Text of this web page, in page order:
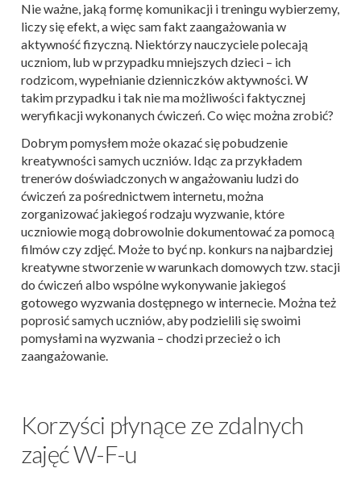
Nie ważne, jaką formę komunikacji i treningu wybierzemy,
liczy się efekt, a więc sam fakt zaangażowania w
aktywność fizyczną. Niektórzy nauczyciele polecają
uczniom, lub w przypadku mniejszych dzieci – ich
rodzicom, wypełnianie dzienniczków aktywności. W
takim przypadku i tak nie ma możliwości faktycznej
weryfikacji wykonanych ćwiczeń. Co więc można zrobić?
Dobrym pomysłem może okazać się pobudzenie
kreatywności samych uczniów. Idąc za przykładem
trenerów doświadczonych w angażowaniu ludzi do
ćwiczeń za pośrednictwem internetu, można
zorganizować jakiegoś rodzaju wyzwanie, które
uczniowie mogą dobrowolnie dokumentować za pomocą
filmów czy zdjęć. Może to być np. konkurs na najbardziej
kreatywne stworzenie w warunkach domowych tzw. stacji
do ćwiczeń albo wspólne wykonywanie jakiegoś
gotowego wyzwania dostępnego w internecie. Można też
poprosić samych uczniów, aby podzielili się swoimi
pomysłami na wyzwania – chodzi przecież o ich
zaangażowanie.
Korzyści płynące ze zdalnych
zajęć W-F-u